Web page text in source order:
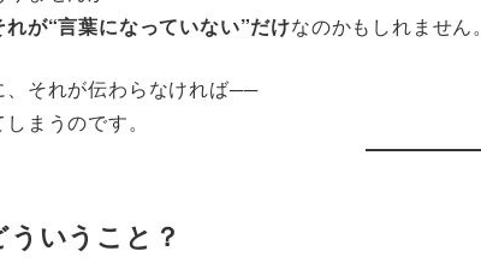
れが“言葉になっていない”だけなのかもしれません。
それが伝わらなければ──
まうのです。
いうこと？